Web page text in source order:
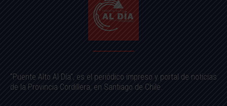
"Puente Alto Al Día", es el periódico impreso y portal de noticias
de la Provincia Cordillera, en Santiago de Chile.